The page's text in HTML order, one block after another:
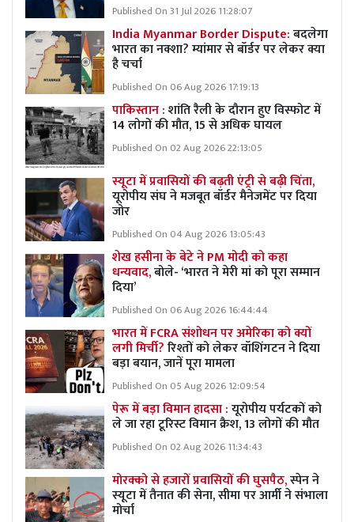
Published On 31 Jul 2026 11:28:07
India Myanmar Border Dispute:बदलेगा
भारत का नक्शा? म्यांमार से बॉर्डर पर लेकर क्या
है चर्चा
Published On 06 Aug 2026 17:19:13
पाकिस्तान :शांति रैली के दौरान हुए विस्फोट में
14 लोगों की मौत, 15 से अधिक घायल
Published On 02 Aug 2026 22:13:05
स्यूटा में प्रवासियों की बढ़ती एंट्री से बढ़ी चिंता,
यूरोपीय संघ ने मजबूत बॉर्डर मैनेजमेंट पर दिया
जोर
Published On 04 Aug 2026 13:05:43
शेख हसीना के बेटे ने PM मोदी को कहा
धन्यवाद,बोले- ‘भारत ने मेरी मां को पूरा सम्मान
दिया’
Published On 06 Aug 2026 16:44:44
भारत में FCRA संशोधन पर अमेरिका को क्यों
लगी मिर्ची?रिश्तों को लेकर वॉशिंगटन ने दिया
बड़ा बयान, जानें पूरा मामला
Published On 05 Aug 2026 12:09:54
पेरू में बड़ा विमान हादसा :यूरोपीय पर्यटकों को
ले जा रहा टूरिस्ट विमान क्रैश, 13 लोगों की मौत
Published On 02 Aug 2026 11:34:43
मोरक्को से हजारों प्रवासियों की घुसपैठ,स्पेन ने
स्यूटा में तैनात की सेना, सीमा पर आर्मी ने संभाला
मोर्चा